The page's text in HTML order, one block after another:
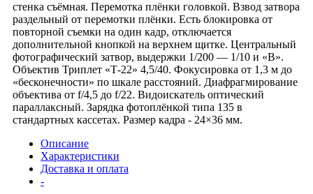
стенка съёмная. Перемотка плёнки головкой. Взвод затвора
раздельный от перемотки плёнки. Есть блокировка от
повторной съемки на один кадр, отключается
дополнительной кнопкой на верхнем щитке. Центральный
фотографический затвор, выдержки 1/200 — 1/10 и «В».
Объектив Триплет «Т-22» 4,5/40. Фокусировка от 1,3 м до
«бесконечности» по шкале расстояний. Диафрагмирование
объектива от f/4,5 до f/22. Видоискатель оптический
параллаксный. Зарядка фотоплёнкой типа 135 в
стандартных кассетах. Размер кадра - 24×36 мм.
Описание
Характеристики
Доставка и оплата
-